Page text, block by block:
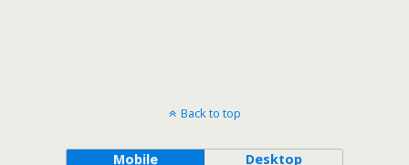
Back to top
Mobile Desktop